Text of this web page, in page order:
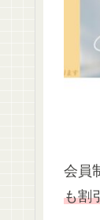
会員
も割